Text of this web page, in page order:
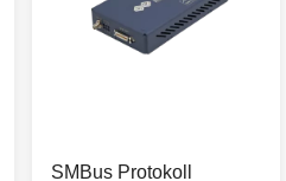
SMBus Protokoll